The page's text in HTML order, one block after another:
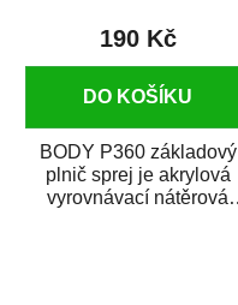
190 Kč
DO KOŠÍKU
BODY P360 základový
plnič sprej je akrylová
vyrovnávací nátěrová